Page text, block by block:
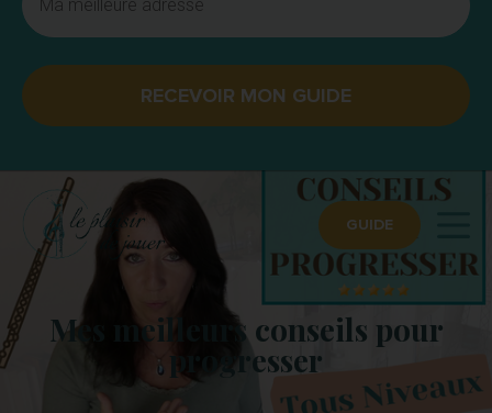
GUIDE
Mes meilleurs conseils pour
progresser
RECEVOIR MON GUIDE